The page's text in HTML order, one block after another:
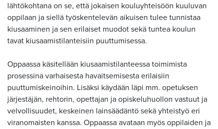
lähtökohtana on se, että jokaisen kouluyhteisöön kuuluvan
oppilaan ja siellä työskentelevän aikuisen tulee tunnistaa
kiusaaminen ja sen erilaiset muodot sekä tuntea koulun
tavat kiusaamistilanteisiin puuttumisessa.
Oppaassa käsitellään kiusaamistilanteessa toimimista
prosessina varhaisesta havaitsemisesta erilaisiin
puuttumiskeinoihin. Lisäksi käydään läpi mm. opetuksen
järjestäjän, rehtorin, opettajan ja opiskeluhuollon vastuut ja
velvollisuudet, keskeinen lainsäädäntö sekä yhteistyö eri
viranomaisten kanssa. Oppaassa avataan myös oppilaiden ja